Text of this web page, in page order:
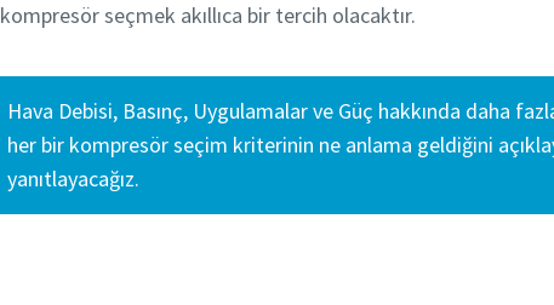
kompresör seçmek akıllıca bir tercih olacaktır.
Hava Debisi, Basınç, Uygulamalar ve Güç hakkında daha
her bir kompresör seçim kriterinin ne anlama geldiğini
yanıtlayacağız.